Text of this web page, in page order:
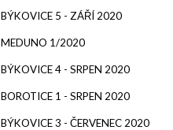
BÝKOVICE 5 - ZÁŘÍ 2020
MEDUNO 1/2020
BÝKOVICE 4 - SRPEN 2020
BOROTICE 1 - SRPEN 2020
BÝKOVICE 3 - ČERVENEC 2020